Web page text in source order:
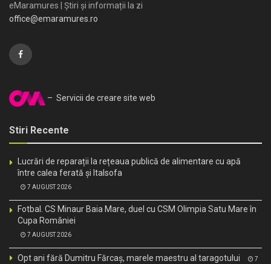
eMaramures | Știri și informații la zi
office@emaramures.ro
– Servicii de creare site web
Stiri Recente
Lucrări de reparații la rețeaua publică de alimentare cu apă
între calea ferată și Italsofa
7 AUGUST 2026
Fotbal. CS Minaur Baia Mare, duel cu CSM Olimpia Satu Mare în
Cupa României
7 AUGUST 2026
Opt ani fără Dumitru Fărcaș, marele maestru al taragotului 7